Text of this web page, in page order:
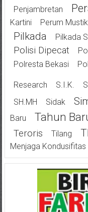
Penjambretan
Kartini
Perum
Pilkada Pilkada
Polisi Dipecat
Polresta Bekasi
Research S.I.K.
SH.MH Sidak
Baru
Tahun
Teroris
Tilang
Menjaga Kondusifitas